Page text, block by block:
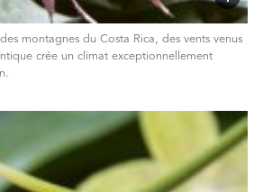
montagnes du Costa Rica, des vents venus
crée un climat exceptionnellement